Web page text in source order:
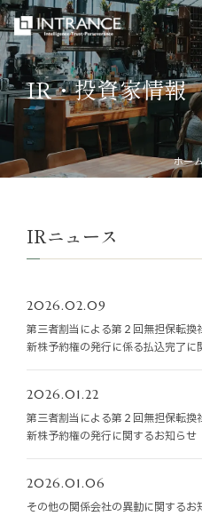
トップ
企業情報
運営ホテル
IR・投資家情報
お知らせ
IR・投資家情報
ホー
IRニュース
2026.02.09
第三者割当による第２回無担保転
新株予約権の発行に係る払込完了に
2026.01.22
第三者割当による第２回無担保転
新株予約権の発行に関するお知らせ
2026.01.06
その他の関係会社の異動に関するお